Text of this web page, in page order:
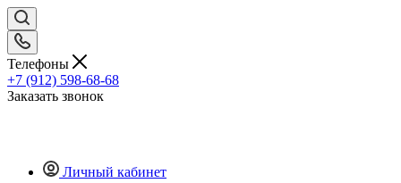
Телефоны
+7 (912) 598-68-68
Заказать звонок
Личный кабинет